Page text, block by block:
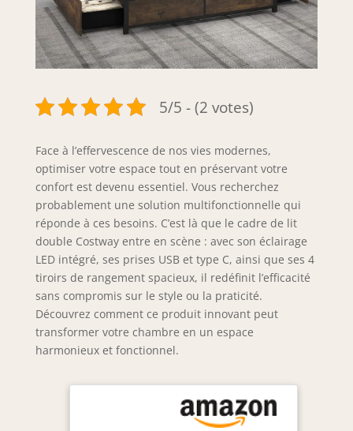
5/5 - (2 votes)
Face à l’effervescence de nos vies modernes,
optimiser votre espace tout en préservant votre
confort est devenu essentiel. Vous recherchez
probablement une solution multifonctionnelle qui
réponde à ces besoins. C’est là que le cadre de lit
double Costway entre en scène : avec son éclairage
LED intégré, ses prises USB et type C, ainsi que ses 4
tiroirs de rangement spacieux, il redéfinit l’efficacité
sans compromis sur le style ou la praticité.
Découvrez comment ce produit innovant peut
transformer votre chambre en un espace
harmonieux et fonctionnel.